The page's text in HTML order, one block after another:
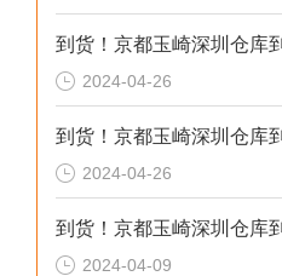
2024-04-26
2024-04-26
2024-04-09